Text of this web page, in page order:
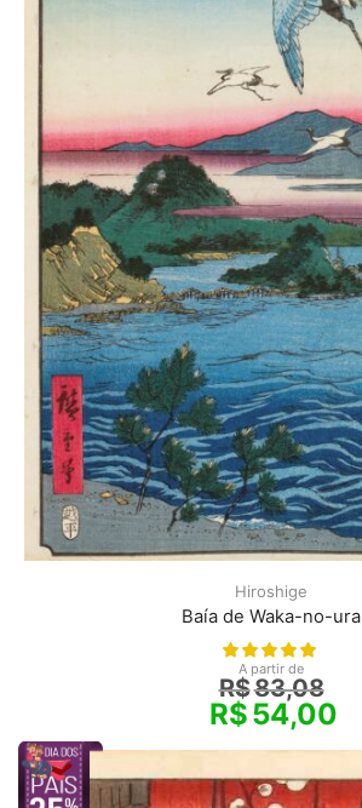
Hiroshige
Baía de Waka-no-ura
A partir de
R$83,08
R$54,00